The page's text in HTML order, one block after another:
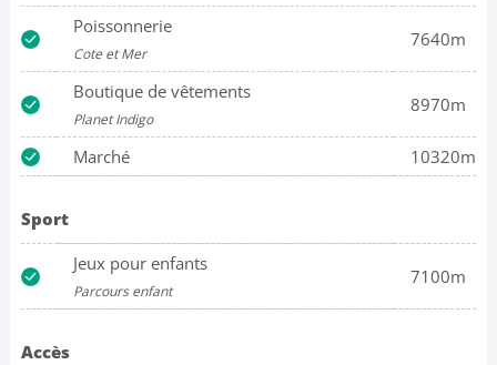
Poissonnerie
Cote et Mer
7640m
Boutique de vêtements
Planet Indigo
8970m
Marché 10320m
Sport
Jeux pour enfants
Parcours enfant
7100m
Accès